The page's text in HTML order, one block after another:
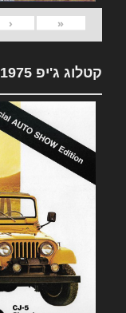
«
‹
קטלוג ג'יפ 1975